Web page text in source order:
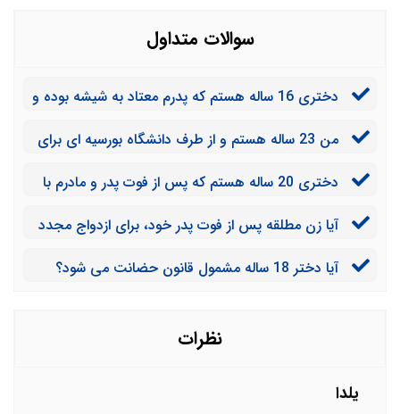
سوالات متداول
دختری 16 ساله هستم که پدرم معتاد به شیشه بوده و
هستم. چندبار به مادرم گفتم که آنها را ترک می کنم ولی
ترک منزل را ندارم؟
من 23 ساله هستم و از طرف دانشگاه بورسیه ای برای
با رفتن من مخالف می باشد. آیا برای گرفتن پاسپورت به
دختری 20 ساله هستم که پس از فوت پدر و مادرم با
شوم؟آیا زن مطلقه پس از فوت پدر خود، برای ازدواج مجدد
آیا دختر 18 ساله مشمول قانون حضانت می شود؟
نظرات
یلدا